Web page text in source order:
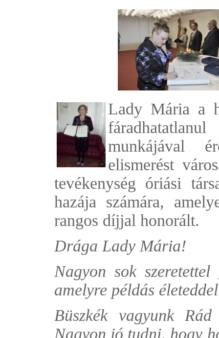
Lady Mária a
munkájával
elismerést
tevékenység óriási
hazája számára,
rangos díjjal honorált.
Drága Lady Mária!
Nagyon sok
amelyre példás
Büszkék vagyunk
Nagyon jó tudni, hogy